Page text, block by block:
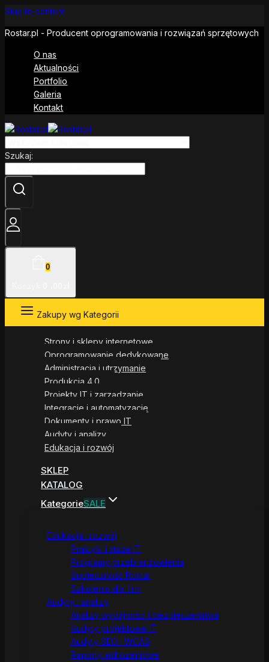
Skip to content
Rostar.pl - Producent oprogramowania i rozwiązań sprzętowych
O nas
Aktualności
Portfolio
Galeria
Kontakt
Szukaj:
0
Zakupy wg Kategorii
Strony i sklepy internetowe
Oprogramowanie dedykowane
Administracja i utrzymanie
Produkcja 4.0
Projekty IT i zarządzanie
Integracje i automatyzacje
Dokumenty i prawo IT
Audyty i analizy
Edukacja i rozwój
SKLEP
KATALOG
KategorieSALE
Edukacja i rozwój
Praktyki i staże IT
Programy przebranżowienia
Społeczność Rostar
Szkolenia dla firm
Audyty i analizy
Analizy wydajności i bezpieczeństwa
Audyty projektowe IT
Audyty SEO i WCAG
Raporty wdrożeniowe